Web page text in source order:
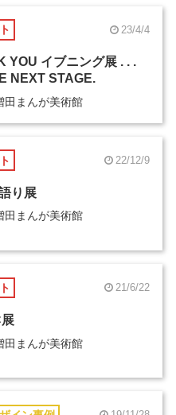
23/4/4
YOU イブニング展 . . .
NEXT STAGE.
田まんが美術館
22/12/9
り展
田まんが美術館
21/6/22
田まんが美術館